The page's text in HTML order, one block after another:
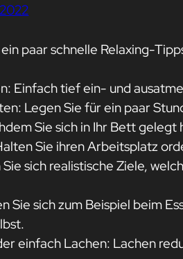
paar schnelle Relaxing-
Einfach tief ein- und
Legen Sie für ein paar
Sie sich in Ihr Bett
Sie ihren Arbeitsplatz
sich realistische Ziele,
Sie sich zum Beispiel beim
einfach Lachen: Lachen